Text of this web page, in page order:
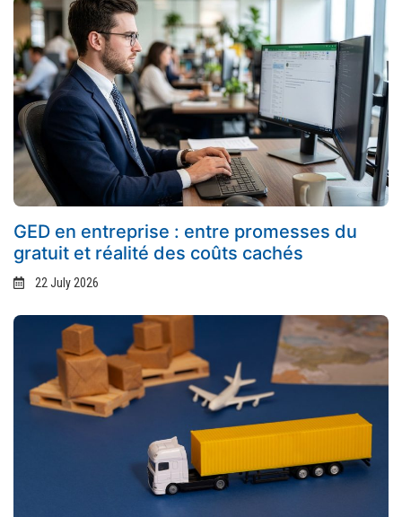
GED en entreprise : entre promesses du
gratuit et réalité des coûts cachés
22 July 2026